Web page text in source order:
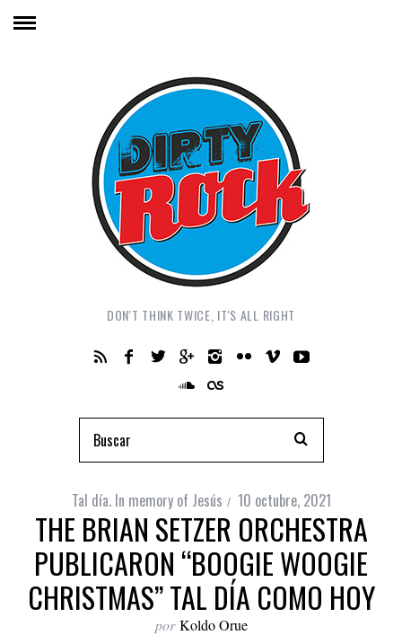
DON'T THINK TWICE, IT'S ALL RIGHT
Tal día. In memory of Jesús 10 octubre, 2021
THE BRIAN SETZER ORCHESTRA
PUBLICARON “BOOGIE WOOGIE
CHRISTMAS” TAL DÍA COMO HOY
por Koldo Orue